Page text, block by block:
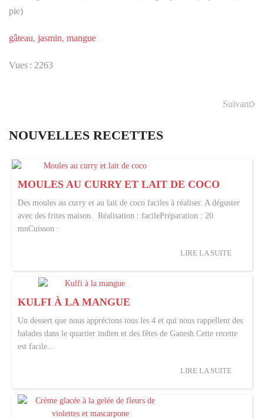
gâteau, jasmin, mangue
Vues : 2263
Suivant
NOUVELLES RECETTES
MOULES AU CURRY ET LAIT DE COCO
Des moules au curry et au lait de coco faciles à réaliser. A déguster
avec des frites maison. Réalisation : facilePréparation : 20
mnCuisson :
LIRE LA SUITE
KULFI À LA MANGUE
Un dessert que nous apprécions tous les 4 et qui nous rappellent des
balades dans le quartier indien et des fêtes de Ganesh.Cette recette
est facile...
LIRE LA SUITE